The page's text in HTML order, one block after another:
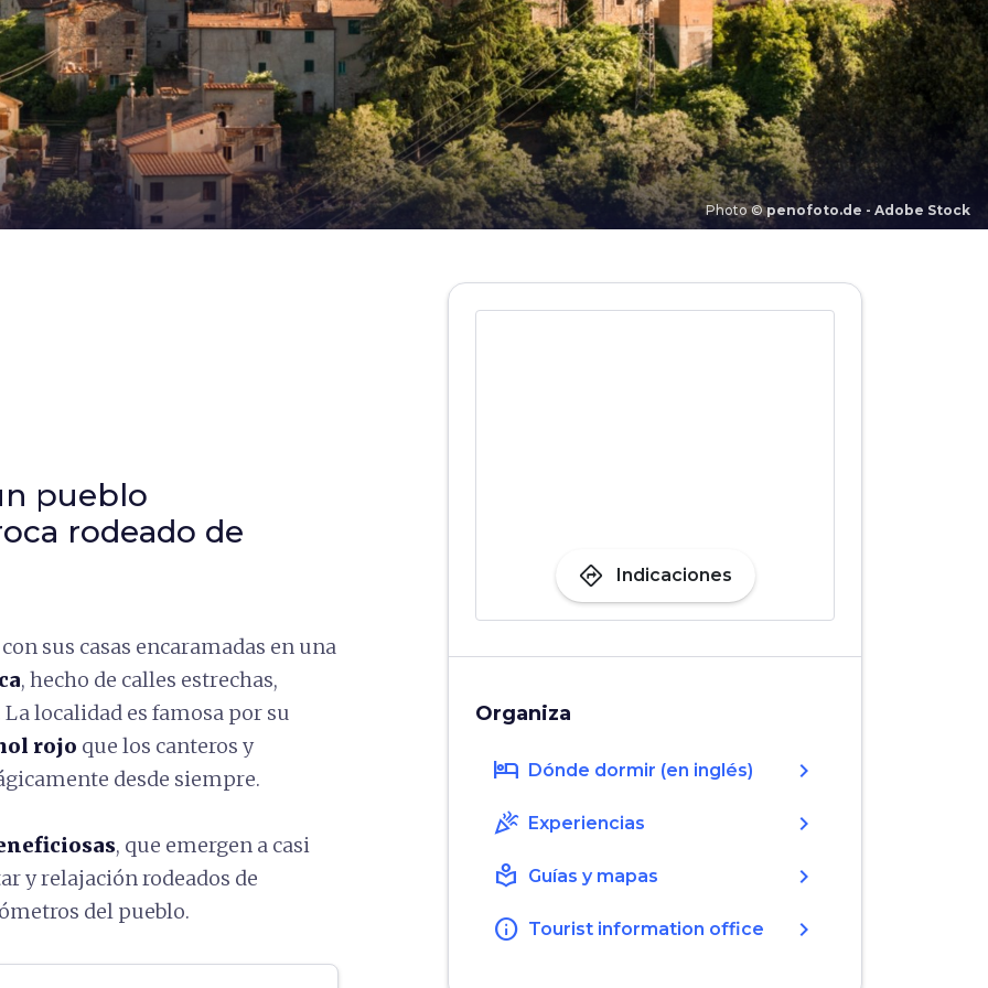
Photo ©penofoto.de - Adobe Stock
pueblo
rodeado de
sus casas encaramadas en una
, hecho de calles estrechas,
localidad es famosa por su
rojo que los canteros y
desde siempre.
, que emergen a casi
y relajación rodeados de
del pueblo.
directions Indicaciones
Organiza
hotel Dónde dormir (en inglés) chevron_right
celebration Experiencias chevron_right
local_library Guías y mapas chevron_right
info Tourist information office chevron_right